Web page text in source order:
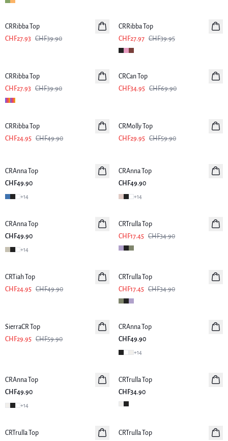
-30%
CRRibba Top
CHF27.93 CHF39.90
CRRibba Top
CHF27.97 CHF39.95
CRRibba Top
CHF27.93 CHF39.90
-50%
CRCan Top
CHF34.95 CHF69.90
-50%
CRRibba Top
CHF24.95 CHF49.90
CRMolly Top
CHF29.95 CHF59.90
CRAnna Top
CHF49.90
+14
Neuheiten
CRAnna Top
CHF49.90
+14
Neuheiten
CRAnna Top
CHF49.90
+14
CRTrulla Top
CHF17.45 CHF34.90
CRTiah Top
CHF24.95 CHF49.90
CRTrulla Top
CHF17.45 CHF34.90
SierraCR Top
CHF29.95 CHF59.90
CRAnna Top
CHF49.90
+14
CRAnna Top
CHF49.90
+14
CRTrulla Top
CHF34.90
CRTrulla Top
CRTrulla Top